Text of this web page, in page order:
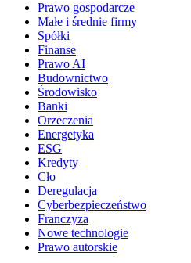
Prawo gospodarcze
Małe i średnie firmy
Spółki
Finanse
Prawo AI
Budownictwo
Środowisko
Banki
Orzeczenia
Energetyka
ESG
Kredyty
Cło
Deregulacja
Cyberbezpieczeństwo
Franczyza
Nowe technologie
Prawo autorskie